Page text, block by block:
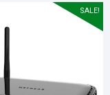
SALE!